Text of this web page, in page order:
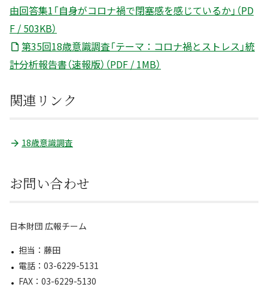
由回答集1「自身がコロナ禍で閉塞感を感じているか」（PD
F / 503KB）
第35回18歳意識調査「テーマ：コロナ禍とストレス」統
計分析報告書（速報版）（PDF / 1MB）
関連リンク
18歳意識調査
お問い合わせ
日本財団 広報チーム
担当：藤田
電話：03-6229-5131
FAX：03-6229-5130